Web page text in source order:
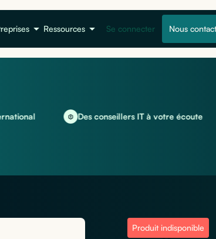
Ressources Se connecter Nous
Des conseillers IT à votre écoute
Produit indisponible